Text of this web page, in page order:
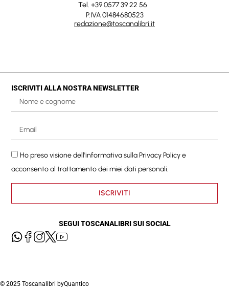
Tel. +39 0577 39 22 56
P.IVA 01484680523
redazione@toscanalibri.it
ISCRIVITI ALLA NOSTRA NEWSLETTER
Ho preso visione dell'informativa sullaPrivacy Policye
acconsento al trattamento dei miei dati personali.
ISCRIVITI
SEGUI TOSCANALIBRI SUI SOCIAL
© 2025 Toscanalibri byQuantico